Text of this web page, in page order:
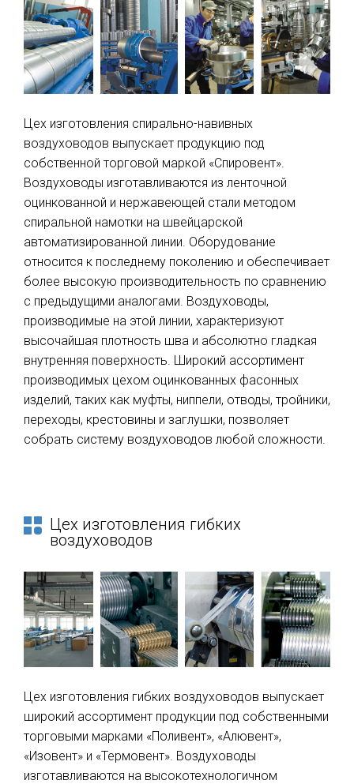
Цех изготовления спирально-навивных
воздуховодов выпускает продукцию под
собственной торговой маркой «Спировент».
Воздуховоды изготавливаются из ленточной
оцинкованной и нержавеющей стали методом
спиральной намотки на швейцарской
автоматизированной линии. Оборудование
относится к последнему поколению и обеспечивает
более высокую производительность по сравнению
с предыдущими аналогами. Воздуховоды,
производимые на этой линии, характеризуют
высочайшая плотность шва и абсолютно гладкая
внутренняя поверхность. Широкий ассортимент
производимых цехом оцинкованных фасонных
изделий, таких как муфты, ниппели, отводы, тройники,
переходы, крестовины и заглушки, позволяет
собрать систему воздуховодов любой сложности.
Цех изготовления гибких
воздуховодов
Цех изготовления гибких воздуховодов выпускает
широкий ассортимент продукции под собственными
торговыми марками «Поливент», «Алювент»,
«Изовент» и «Термовент». Воздуховоды
изготавливаются на высокотехнологичном